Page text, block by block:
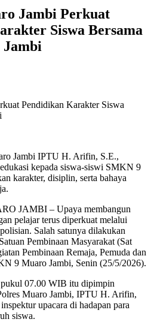
Jambi Perkuat
Siswa Bersama
Jambi IPTU H. Arifin, S.E.,
kepada siswa-siswi SMKN 9
karakter, disiplin, serta bahaya
JAMBI – Upaya membangun
pelajar terus diperkuat melalui
Salah satunya dilakukan
Pembinaan Masyarakat (Sat
Pembinaan Remaja, Pemuda dan
9 Muaro Jambi, Senin (25/5/2026).
07.00 WIB itu dipimpin
Muaro Jambi, IPTU H. Arifin,
upacara di hadapan para
siswa.